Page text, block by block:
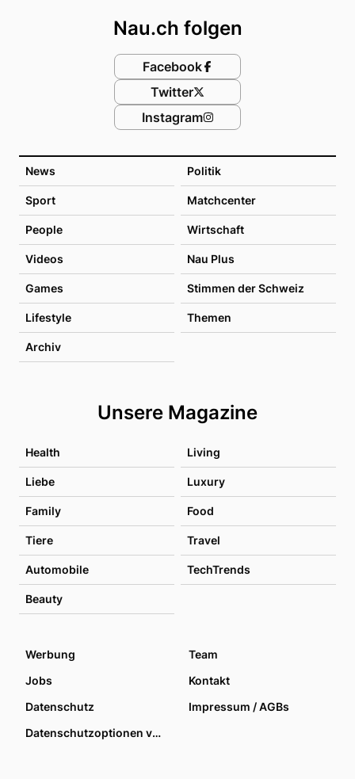
News Politik
Sport Matchcenter
People Wirtschaft
Videos Nau Plus
Games Stimmen der Schweiz
Lifestyle Themen
Archiv
Unsere Magazine
Health Living
Liebe Luxury
Family Food
Tiere Travel
Automobile TechTrends
Beauty
Nau.ch folgen
Facebook
Twitter
Instagram
Werbung
Team
Jobs
Kontakt
Datenschutz
Impressum / AGBs
Datenschutzoptionen verwalten